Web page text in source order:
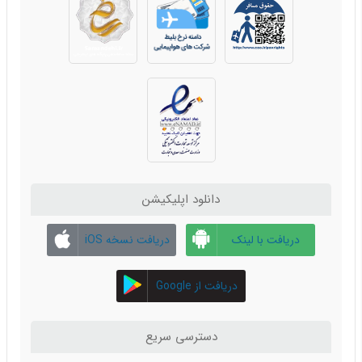
بلاگ گردشگری 3
توصیه‌های حرفه‌ای برای سفر فقط با یک کیف دستی
توصیه‌هایی برای سفر آسان‌تر در اروپا
مراقب این کلاهبرداری‌ها در سفر باشید!
نکته‌هایی برای استفاده صحیح‌تر از ارزهای خارجی
چه کنیم اگر بعد از پرواز گرفتگی گوش ما رفع نشد؟
بلاگ گردشگری 4
بهترین مقاصد گردشگری که حتماً باید ببینید!
تهیه دارو در سفر‌های خارجی
دانلود اپلیکیشن
دریافت با لینک
مستقیم
دریافت نسخه iOS
دریافت از Google
دسترسی سریع